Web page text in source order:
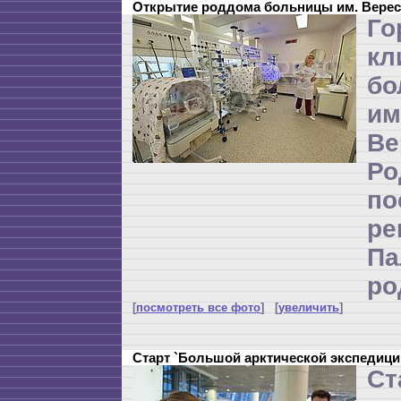
Открытие роддома больницы им.
[посмотреть все фото] [увеличить]
Старт `Большой арктической